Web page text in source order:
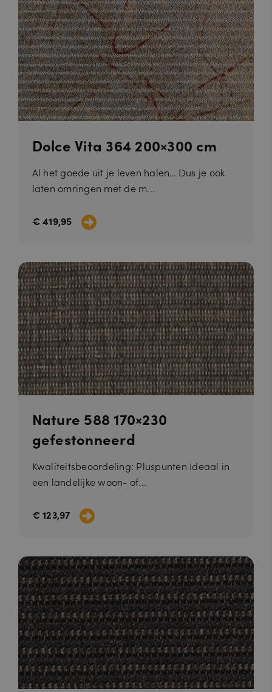
Dolce Vita 364 200×300 cm
Al het goede uit je leven halen… Dus je ook
laten omringen met de m...
€ 419,95
Nature 588 170×230
gefestonneerd
Kwaliteitsbeoordeling: Pluspunten Ideaal in
een landelijke woon- of...
€ 123,97